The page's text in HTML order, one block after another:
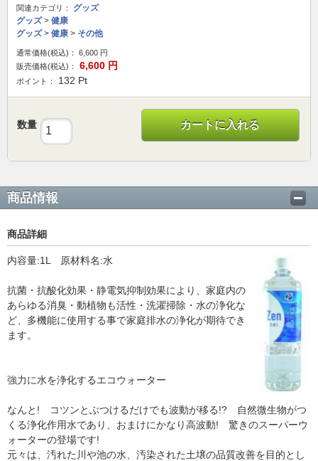
関連カテゴリ：
グッズ
グッズ> 健康
グッズ> 健康 > その他
通常価格(税込)： 6,600 円
販売価格(税込)：
6,600 円
ポイント： 132 Pt
数量 カートに入れる
商品情報
商品詳細
内容量:1L 原材料名:水
抗菌・抗酸化効果・静電気抑制効果により、家庭内の
あらゆる消臭・動植物も活性・洗濯掃除・水の浄化な
ど、多機能に使用する事で家庭排水の浄化が期待でき
ます。
強力に水を浄化するエコウォーター
なんと! コツンとぶつけるだけでも波動が移る!? 自然微生物がつ
くる浄化作用水であり、おまけにかなり高波動! 驚きのスーパーウ
ォーターの登場です!
元々は、汚れた川や池の水、汚染された土壌の品質改善を目的とし